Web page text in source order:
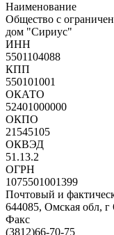
Наименование
Общество с
дом "Сириус"
ИНН
5501104088
КПП
550101001
ОКАТО
52401000000
ОКПО
21545105
ОКВЭД
51.13.2
ОГРН
1075501001399
Почтовый и
644085, Омская обл,
Факс
(3812)66-70-75